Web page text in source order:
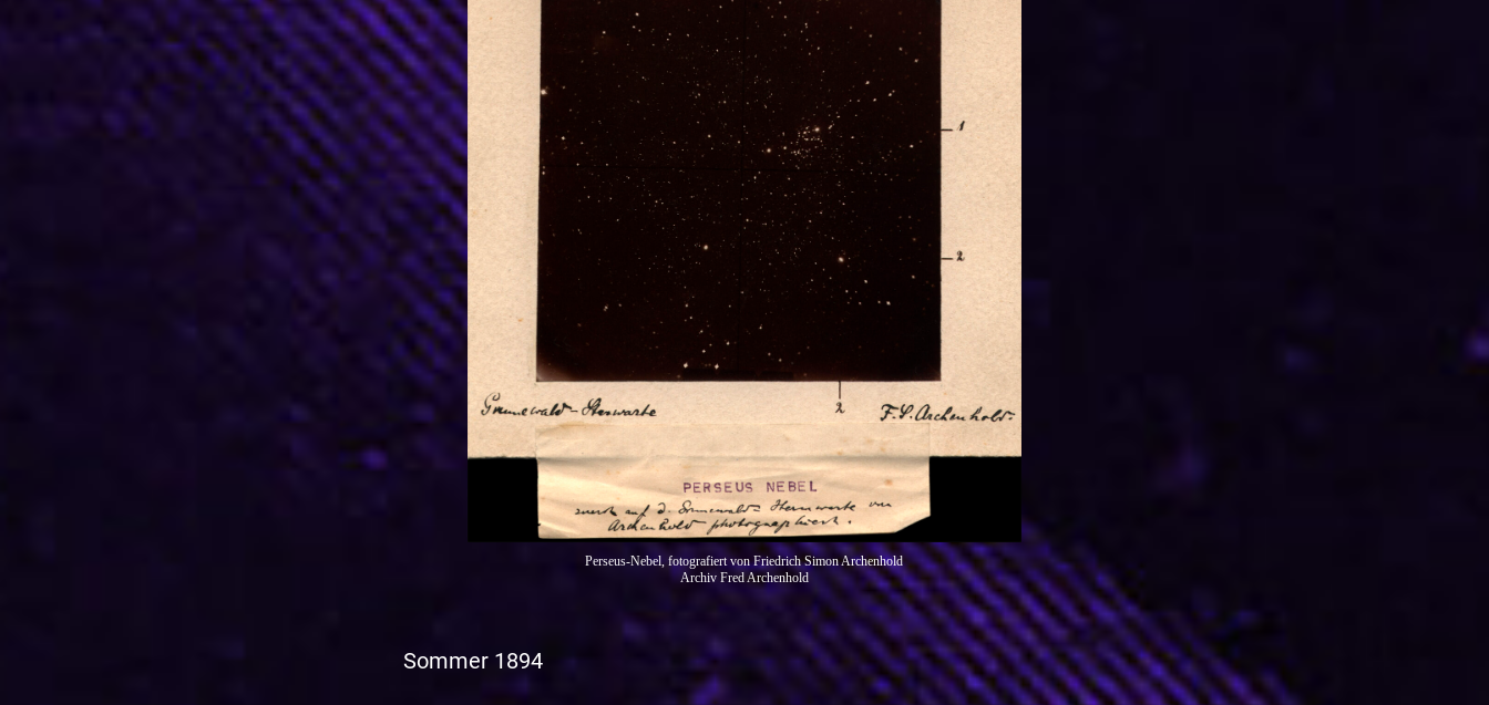
Perseus-Nebel, fotografiert von Friedrich Simon Archenhold
Archiv Fred Archenhold
Sommer 1894